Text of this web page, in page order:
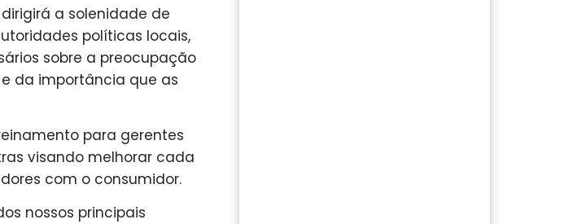
dirigirá a solenidade de
políticas locais,
sobre a preocupação
da importância que as
para gerentes
visando melhorar cada
com o consumidor.
nossos principais